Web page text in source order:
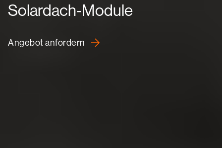
Solardach-Module
Angebot anfordern